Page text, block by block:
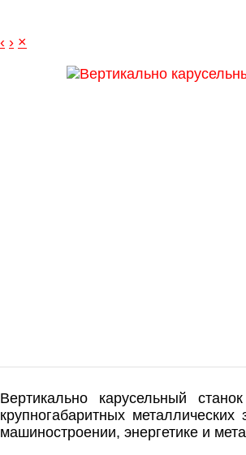
‹ › ×
Вертикально карусельный
крупногабаритных
машиностроении, энергетике и